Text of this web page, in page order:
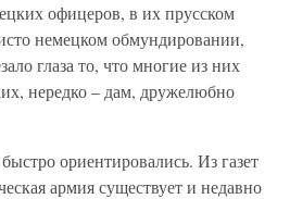
офицеров, в их прусском
немецком обмундировании,
глаза то, что многие из них
нередко – дам, дружелюбно
ориентировались. Из газет
армия существует и недавно